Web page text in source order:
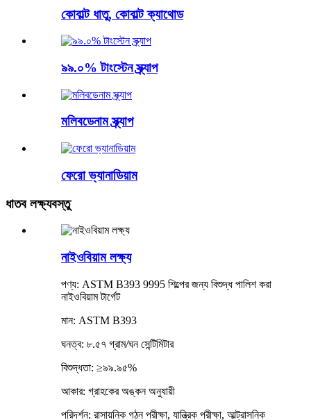
কোবাল্ট ধাতু, কোবাল্ট ক্যাথোড
৯৯.০% টাংস্টেন স্ক্র্যাপ
মলিবডেনাম স্ক্র্যাপ
ফেরো ভ্যানাডিয়াম
ধাতব লক্ষ্যবস্তু
নাইওবিয়াম লক্ষ্য
পণ্য: ASTM B393 9995 শিল্পের জন্য বিশুদ্ধ পালিশ করা
নাইওবিয়াম টার্গেট
মান: ASTM B393
ঘনত্ব: ৮.৫৭ গ্রাম/ঘন সেন্টিমিটার
বিশুদ্ধতা: ≥৯৯.৯৫%
আকার: গ্রাহকের অঙ্কন অনুযায়ী
পরিদর্শন: রাসায়নিক গঠন পরীক্ষা, যান্ত্রিক পরীক্ষা, আল্ট্রাসনিক